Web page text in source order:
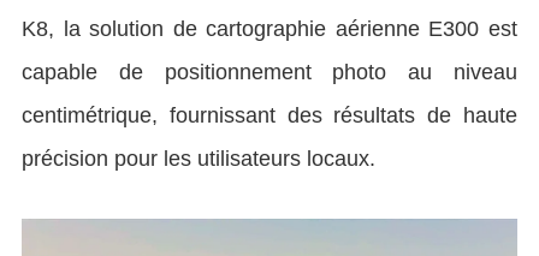
K8, la solution de cartographie aérienne E300 est
capable de positionnement photo au niveau
centimétrique, fournissant des résultats de haute
précision pour les utilisateurs locaux.